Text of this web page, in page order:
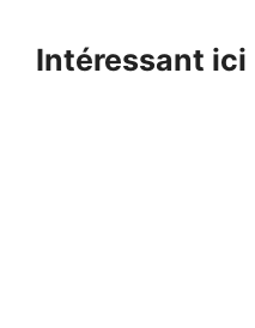
contentIntéressant ici